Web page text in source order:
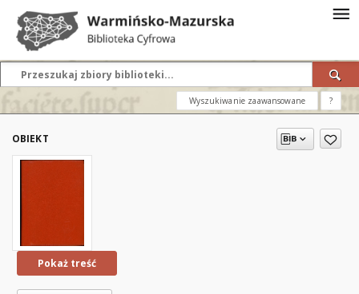
Wyszukiwanie zaawansowane ?
OBIEKT
Pokaż treść